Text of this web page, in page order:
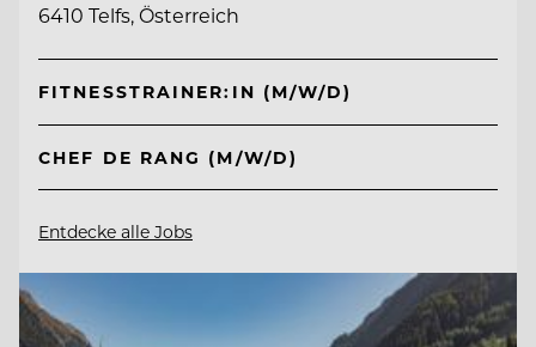
6410 Telfs, Österreich
FITNESSTRAINER:IN (M/W/D)
CHEF DE RANG (M/W/D)
Entdecke alle Jobs